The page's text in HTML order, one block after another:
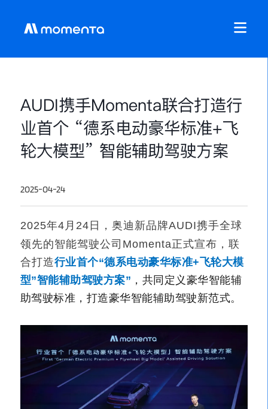
AUDI携手Momenta联合打造行
业首个 “德系电动豪华标准+飞
轮大模型” 智能辅助驾驶方案
2025-04-24
2025年4月24日，奥迪新品牌AUDI携手全球
领先的智能驾驶公司Momenta正式宣布，联
合打造行业首个“德系电动豪华标准+飞轮大模
型”智能辅助驾驶方案” ，共同定义豪华智能辅
助驾驶标准，打造豪华智能辅助驾驶新范式。